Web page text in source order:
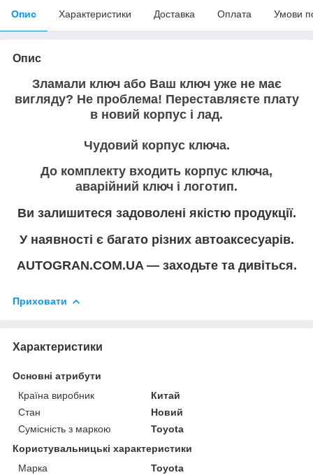
Опис Характеристики Доставка Оплата Умови
Опис
Зламали ключ або Ваш ключ уже не має
вигляду? Не проблема! Переставляєте плату
в новий корпус і лад.
Чудовий корпус ключа.
До комплекту входить корпус ключа,
аварійний ключ і логотип.
Ви залишитеся задоволені якістю продукції.
У наявності є багато різних автоаксесуарів.
AUTOGRAN.COM.UA — заходьте та дивіться.
Приховати
Характеристики
Основні атрибути
Країна виробник
Китай
Стан
Новий
Сумісність з маркою
Toyota
Користувальницькі характеристики
Марка
Toyota